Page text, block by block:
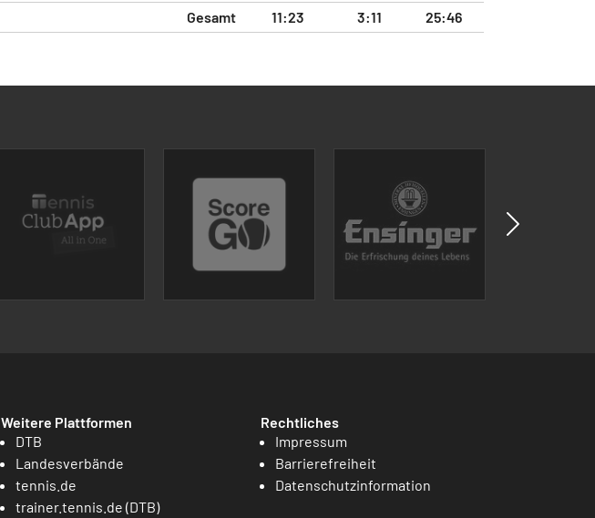
Gesamt
11:23 3:11 25:46
Weitere Plattformen
DTB
Landesverbände
tennis.de
trainer.tennis.de (DTB)
Rechtliches
Impressum
Barrierefreiheit
Datenschutzinformation